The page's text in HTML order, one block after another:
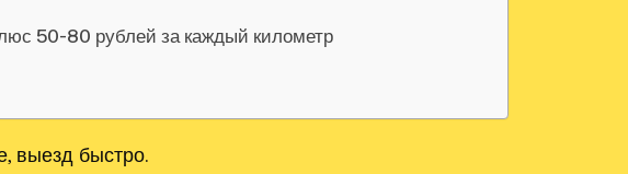
50-80 рублей за каждый километр
выезд быстро.